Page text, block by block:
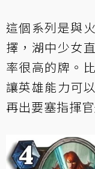
這個系列是與
擇，湖中少女
率很高的牌。
讓英雄能力可
再出要塞指揮